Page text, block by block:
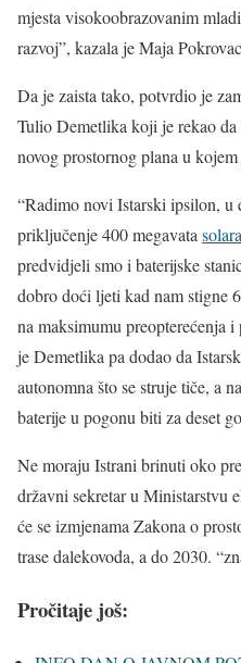
mjesta visokoobrazovanim
razvoj”, kazala je Maja
Da je zaista tako, potvrdio je
Tulio Demetlika koji je rekao
novog prostornog plana u
“Radimo novi Istarski ipsilon, u
priključenje 400 megavatasolara
predvidjeli smo i baterijske
dobro doći ljeti kad nam stigne
na maksimumu preopterećenja
je Demetlika pa dodao da
autonomna što se struje tiče, a
baterije u pogonu biti za deset
Ne moraju Istrani brinuti oko
državni sekretar u Ministarstvu
će se izmjenama Zakona o
trase dalekovoda, a do 2030.
Pročitaje još: